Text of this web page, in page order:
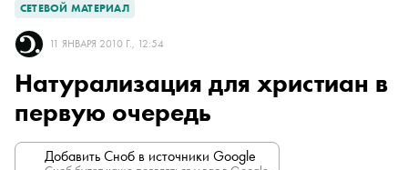
СЕТЕВОЙ МАТЕРИАЛ
11 ЯНВАРЯ 2010 Г., 12:54
Натурализация для христиан в
первую очередь
Добавить Сноб в источники Google